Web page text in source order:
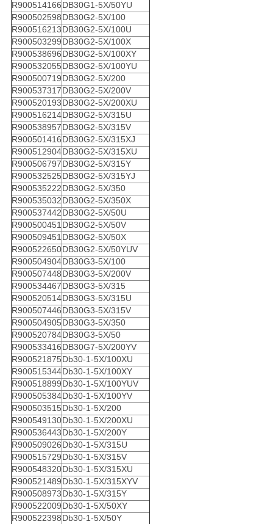
R900514166DB30G1-5X/50YU
R900502598DB30G2-5X/100
R900516213DB30G2-5X/100U
R900503299DB30G2-5X/100X
R900538696DB30G2-5X/100XY
R900532055DB30G2-5X/100YU
R900500719DB30G2-5X/200
R900537317DB30G2-5X/200V
R900520193DB30G2-5X/200XU
R900516214DB30G2-5X/315U
R900538957DB30G2-5X/315V
R900501416DB30G2-5X/315XJ
R900512904DB30G2-5X/315XU
R900506797DB30G2-5X/315Y
R900532525DB30G2-5X/315YJ
R900535222DB30G2-5X/350
R900535032DB30G2-5X/350X
R900537442DB30G2-5X/50U
R900500451DB30G2-5X/50V
R900509451DB30G2-5X/50X
R900522650DB30G2-5X/50YUV
R900504904DB30G3-5X/100
R900507448DB30G3-5X/200V
R900534467DB30G3-5X/315
R900520514DB30G3-5X/315U
R900507446DB30G3-5X/315V
R900504905DB30G3-5X/350
R900520784DB30G3-5X/50
R900533416DB30G7-5X/200YV
R900521875Db30-1-5X/100XU
R900515344Db30-1-5X/100XY
R900518899Db30-1-5X/100YUV
R900505384Db30-1-5X/100YV
R900503515Db30-1-5X/200
R900549130Db30-1-5X/200XU
R900536443Db30-1-5X/200Y
R900509026Db30-1-5X/315U
R900515729Db30-1-5X/315V
R900548320Db30-1-5X/315XU
R900521489Db30-1-5X/315XYV
R900508973Db30-1-5X/315Y
R900522009Db30-1-5X/50XY
R900522398Db30-1-5X/50Y